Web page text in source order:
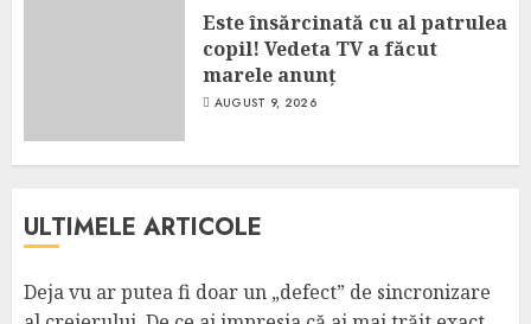
Este însărcinată cu al patrulea
copil! Vedeta TV a făcut
marele anunț
AUGUST 9, 2026
ULTIMELE ARTICOLE
Deja vu ar putea fi doar un „defect” de sincronizare